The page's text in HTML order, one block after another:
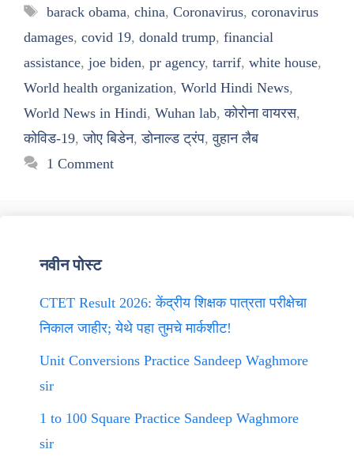
Tags
barack obama, china, Coronavirus, coronavirus
damages, covid 19, donald trump, financial
assistance, joe biden, pr agency, tarrif, white house,
World health organization, World Hindi News,
World News in Hindi, Wuhan lab,कोरोना वायरस,
कोविड-19,जोए बिडेन,डोनाल्ड ट्रंप,वुहान लैब
1 Comment
नवीन पोस्ट
CTET Result 2026: केंद्रीय शिक्षक पात्रता परीक्षेचा
निकाल जाहीर; येथे पहा तुमचे मार्कशीट!
Unit Conversions Practice Sandeep Waghmore
sir
1 to 100 Square Practice Sandeep Waghmore
sir